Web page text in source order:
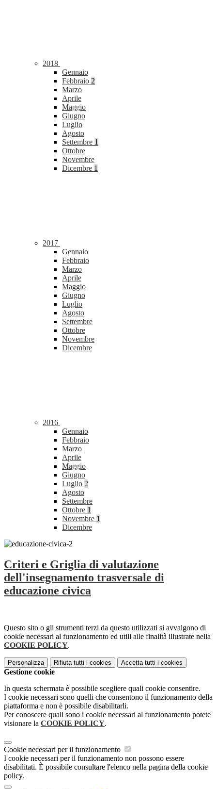
2018
Gennaio
Febbraio 2
Marzo
Aprile
Maggio
Giugno
Luglio
Agosto
Settembre 1
Ottobre
Novembre
Dicembre 1
2017
Gennaio
Febbraio
Marzo
Aprile
Maggio
Giugno
Luglio
Agosto
Settembre
Ottobre
Novembre
Dicembre
2016
Gennaio
Febbraio
Marzo
Aprile
Maggio
Giugno
Luglio 2
Agosto
Settembre
Ottobre 1
Novembre 1
Dicembre
Criteri e Griglia di valutazione
dell'insegnamento trasversale di
educazione civica
Questo sito o gli strumenti terzi da questo utilizzati si avvalgono di
cookie necessari al funzionamento ed utili alle finalità illustrate nella
COOKIE POLICY.
Personalizza Rifiuta tutti i cookies Accetta tutti i cookies
Gestione cookie
In questa schermata è possibile scegliere quali cookie consentire.
I cookie necessari sono quelli che consentono il funzionamento della
piattaforma e non è possibile disabilitarli.
Per conoscere quali sono i cookie necessari al funzionamento potete
visionare la COOKIE POLICY.
Cookie necessari per il funzionamento
I cookie necessari per il funzionamento non possono essere
disabilitati. È possibile consultare l'elenco nella pagina della cookie
policy.